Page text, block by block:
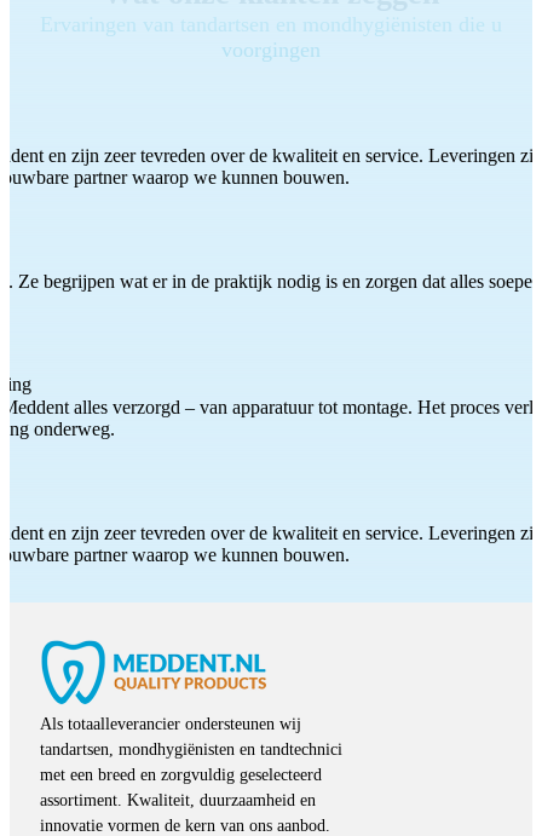
Ervaringen van tandartsen en mondhygiënisten die u
voorgingen
en zijn zeer tevreden over de kwaliteit en service. Leveringen
partner waarop we kunnen bouwen.
Ze begrijpen wat er in de praktijk nodig is en zorgen dat alles
alles verzorgd – van apparatuur tot montage. Het proces
onderweg.
en zijn zeer tevreden over de kwaliteit en service. Leveringen
partner waarop we kunnen bouwen.
Als totaalleverancier ondersteunen wij
tandartsen, mondhygiënisten en tandtechnici
met een breed en zorgvuldig geselecteerd
assortiment. Kwaliteit, duurzaamheid en
innovatie vormen de kern van ons aanbod.